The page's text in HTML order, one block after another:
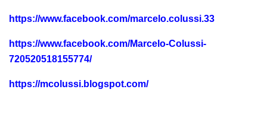
https://www.facebook.com/marcelo.colussi.33
https://www.facebook.com/Marcelo-Colussi-
720520518155774/
https://mcolussi.blogspot.com/